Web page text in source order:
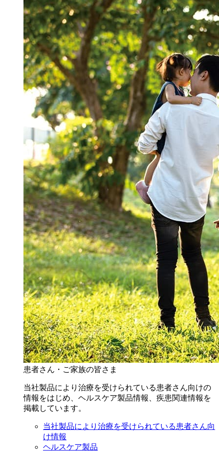
患者さん・ご家族の皆さま
当社製品により治療を受けられている患者さん向けの
情報をはじめ、ヘルスケア製品情報、疾患関連情報を
掲載しています。
当社製品により治療を受けられている患者さん向
け情報
ヘルスケア製品